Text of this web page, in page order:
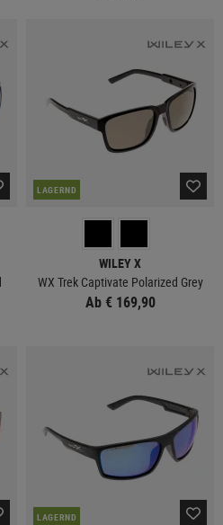
LAGERND
WILEY X
WX Trek Captivate Polarized Grey
Ab € 169,90
LAGERND